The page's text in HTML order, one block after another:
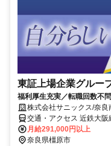
東証上場企業グルー
福利厚生充実／転職回数不
株式会社サニックス/奈良
交通・アクセス 近鉄大
月給291,000円以上
奈良県橿原市